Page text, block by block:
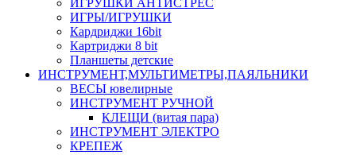
ИГРУШКИ АНТИСТРЕС
ИГРЫ/ИГРУШКИ
Кардриджи 16bit
Картриджи 8 bit
Планшеты детские
ИНСТРУМЕНТ,МУЛЬТИМЕТРЫ,ПАЯЛЬНИКИ
ВЕСЫ ювелирные
ИНСТРУМЕНТ РУЧНОЙ
КЛЕЩИ (витая пара)
ИНСТРУМЕНТ ЭЛЕКТРО
КРЕПЕЖ